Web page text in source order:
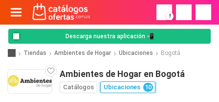
!
Descarga nuestra aplicación 📲
Tiendas Ambientes de Hogar Ubicaciones Bogotá
Ambientes de Hogar en Bogotá
Catálogos Ubicaciones 10